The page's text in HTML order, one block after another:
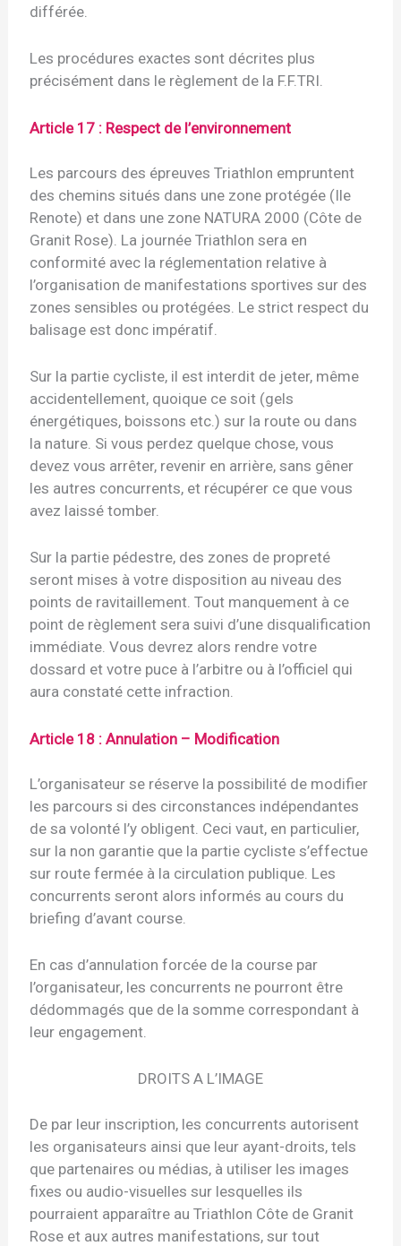
différée.
Les procédures exactes sont décrites plus
précisément dans le règlement de la F.F.TRI.
Article 17 : Respect de l’environnement
Les parcours des épreuves Triathlon empruntent
des chemins situés dans une zone protégée (Ile
Renote) et dans une zone NATURA 2000 (Côte de
Granit Rose). La journée Triathlon sera en
conformité avec la réglementation relative à
l’organisation de manifestations sportives sur des
zones sensibles ou protégées. Le strict respect du
balisage est donc impératif.
Sur la partie cycliste, il est interdit de jeter, même
accidentellement, quoique ce soit (gels
énergétiques, boissons etc.) sur la route ou dans
la nature. Si vous perdez quelque chose, vous
devez vous arrêter, revenir en arrière, sans gêner
les autres concurrents, et récupérer ce que vous
avez laissé tomber.
Sur la partie pédestre, des zones de propreté
seront mises à votre disposition au niveau des
points de ravitaillement. Tout manquement à ce
point de règlement sera suivi d’une disqualification
immédiate. Vous devrez alors rendre votre
dossard et votre puce à l’arbitre ou à l’officiel qui
aura constaté cette infraction.
Article 18 : Annulation – Modification
L’organisateur se réserve la possibilité de modifier
les parcours si des circonstances indépendantes
de sa volonté l’y obligent. Ceci vaut, en particulier,
sur la non garantie que la partie cycliste s’effectue
sur route fermée à la circulation publique. Les
concurrents seront alors informés au cours du
briefing d’avant course.
En cas d’annulation forcée de la course par
l’organisateur, les concurrents ne pourront être
dédommagés que de la somme correspondant à
leur engagement.
DROITS A L’IMAGE
De par leur inscription, les concurrents autorisent
les organisateurs ainsi que leur ayant-droits, tels
que partenaires ou médias, à utiliser les images
fixes ou audio-visuelles sur lesquelles ils
pourraient apparaître au Triathlon Côte de Granit
Rose et aux autres manifestations, sur tout